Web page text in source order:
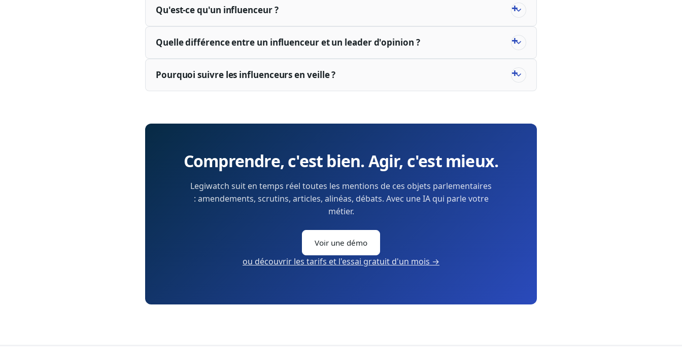
Qu'est-ce qu'un influenceur ?
Quelle différence entre un influenceur et un leader d'opinion ?
Pourquoi suivre les influenceurs en veille ?
Comprendre, c'est bien. Agir, c'est mieux.
Legiwatch suit en temps réel toutes les mentions de ces objets parlementaires
: amendements, scrutins, articles, alinéas, débats. Avec une IA qui parle votre
métier.
Voir une démo
ou découvrir les tarifs et l'essai gratuit d'un mois →